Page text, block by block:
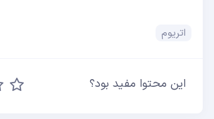
اتریوم
این محتوا مفید بود؟